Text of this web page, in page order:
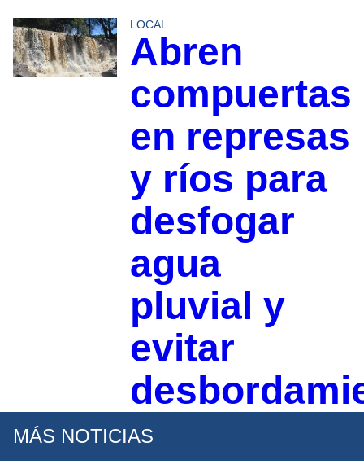
LOCAL
Abren
compuertas
en represas
y ríos para
desfogar
agua
pluvial y
evitar
MÁS NOTICIAS